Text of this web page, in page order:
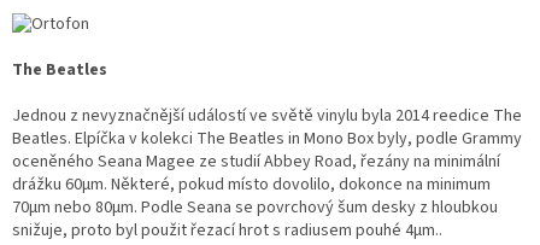
The Beatles
Jednou z nevyznačnější událostí ve světě vinylu byla 2014 reedice The
Beatles. Elpíčka v kolekci The Beatles in Mono Box byly, podle Grammy
oceněného Seana Magee ze studií Abbey Road, řezány na minimální
drážku 60µm. Některé, pokud místo dovolilo, dokonce na minimum
70µm nebo 80µm. Podle Seana se povrchový šum desky z hloubkou
snižuje, proto byl použit řezací hrot s radiusem pouhé 4µm..